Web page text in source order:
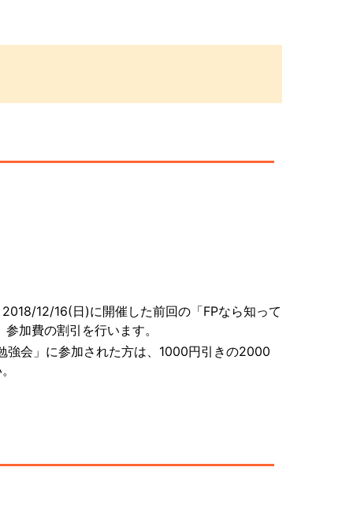
12/16(日)に開催した前回の「FPなら知って
加費の割引を行います。
強会」に参加された方は、1000円引きの2000